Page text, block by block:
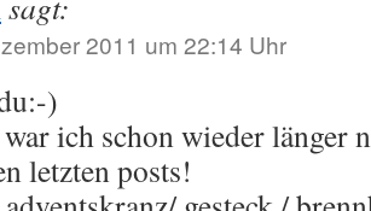
2011 um 22:14 Uhr
)
ich schon wieder länger
letzten posts!